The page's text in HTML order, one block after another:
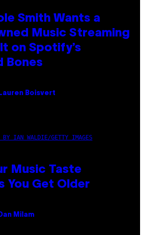
Smith Wants a
Music Streaming
on Spotify’s
Bones
Lauren Boisvert
BY IAN WALDIE/GETTY IMAGES
Music Taste
You Get Older
Dan Milam